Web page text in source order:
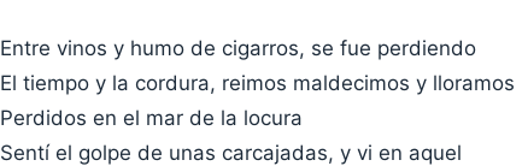
Entre vinos y humo de cigarros, se fue perdiendo
El tiempo y la cordura, reimos maldecimos y lloramos
Perdidos en el mar de la locura
Sentí el golpe de unas carcajadas, y vi en aquel